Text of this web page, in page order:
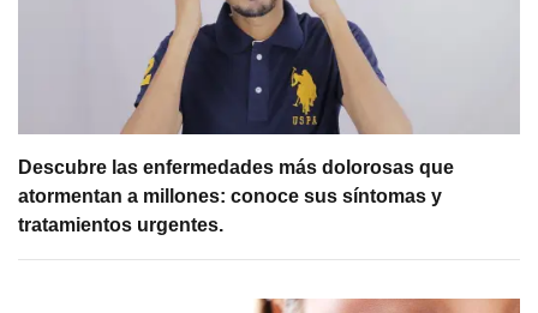
Descubre las enfermedades más dolorosas que
atormentan a millones: conoce sus síntomas y
tratamientos urgentes.